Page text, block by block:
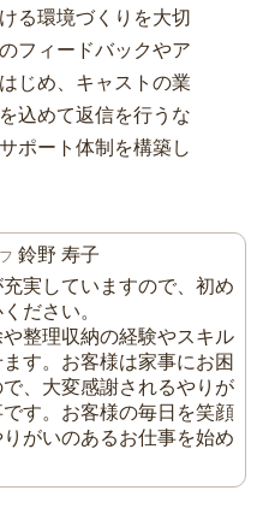
る環境づくりを大切
フィードバックやア
じめ、キャストの業
込めて返信を行うな
ポート体制を構築し
鈴野 寿子
実していますので、初め
ださい。
整理収納の経験やスキル
す。お客様は家事にお困
、大変感謝されるやりが
す。お客様の毎日を笑顔
がいのあるお仕事を始め